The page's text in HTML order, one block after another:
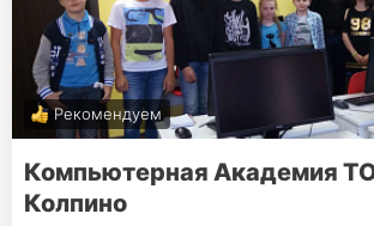
Рекомендуем
Компьютерная Академия
Колпино